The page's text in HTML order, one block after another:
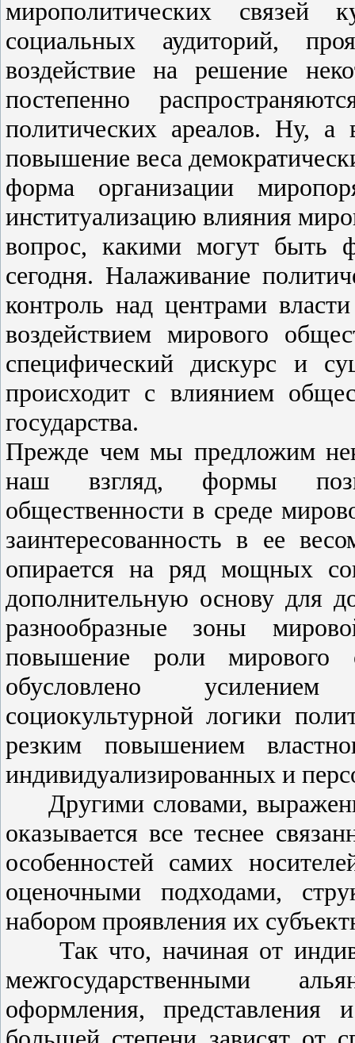
мирополитических связей
социальных аудиторий,
воздействие на решение
постепенно
политических ареалов. Ну, а
повышение веса
форма организации
институализацию влияния
вопрос, какими могут быть
сегодня. Налаживание
контроль над центрами
воздействием мирового
специфический дискурс и
происходит с влиянием
государства.
Прежде чем мы предложим
наш взгляд, формы
общественности в среде
заинтересованность в ее
опирается на ряд мощных
дополнительную основу для
разнообразные зоны
повышение роли мирового
обусловлено усилением
социокультурной логики
резким повышением
индивидуализированных и
Другими словами,
оказывается все теснее
особенностей самих
оценочными подходами,
набором проявления их
Так что, начиная от
межгосударственными
оформления,